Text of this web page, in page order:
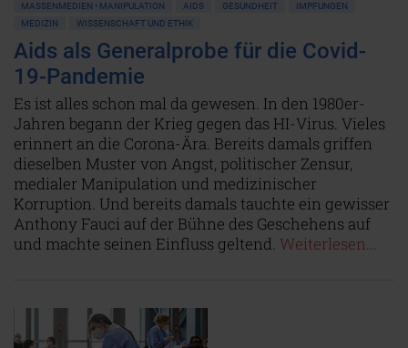
MASSENMEDIEN • MANIPULATION
AIDS GESUNDHEIT
IMPFUNGEN
MEDIZIN
WISSENSCHAFT UND ETHIK
Aids als Generalprobe für die Covid-
19-Pandemie
Es ist alles schon mal da gewesen. In den 1980er-
Jahren begann der Krieg gegen das HI-Virus. Vieles
erinnert an die Corona-Ära. Bereits damals griffen
dieselben Muster von Angst, politischer Zensur,
medialer Manipulation und medizinischer
Korruption. Und bereits damals tauchte ein gewisser
Anthony Fauci auf der Bühne des Geschehens auf
und machte seinen Einfluss geltend. Weiterlesen...